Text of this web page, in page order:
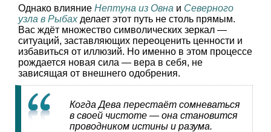
Однако влияние Нептуна из Овна и Северного
узла в Рыбахделает этот путь не столь прямым.
Вас ждёт множество символических зеркал —
ситуаций, заставляющих переоценить ценности и
избавиться от иллюзий. Но именно в этом процессе
рождается новая сила — вера в себя, не
зависящая от внешнего одобрения.
Когда Дева перестаёт сомневаться
в своей чистоте — она становится
проводником истины и разума.